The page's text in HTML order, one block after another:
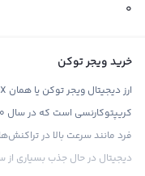
0
خرید ویجر توکن
فرد مانند سرعت بالا در
دیجیتال در حال جذب بسیاری از